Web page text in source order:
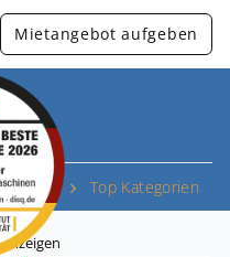
Mietangebot aufgeben
Top Kategorien
Anzeigen